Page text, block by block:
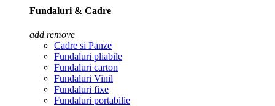
Fundaluri & Cadre
add remove
Cadre si Panze
Fundaluri pliabile
Fundaluri carton
Fundaluri Vinil
Fundaluri fixe
Fundaluri portabilie